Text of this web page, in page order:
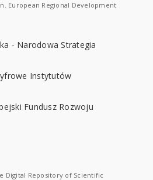
European Regional Development
Digital Repository of Scientific